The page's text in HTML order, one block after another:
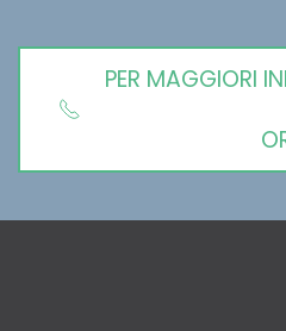
PER MAGGIORI